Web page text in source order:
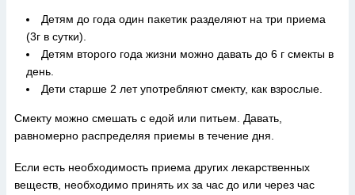
Детям до года один пакетик разделяют на три приема
(3г в сутки).
Детям второго года жизни можно давать до 6 г смекты в
день.
Дети старше 2 лет употребляют смекту, как взрослые.
Смекту можно смешать с едой или питьем. Давать,
равномерно распределяя приемы в течение дня.
Если есть необходимость приема других лекарственных
веществ, необходимо принять их за час до или через час